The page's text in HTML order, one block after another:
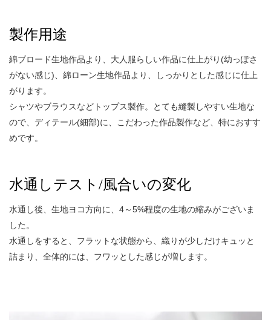
製作用途
綿ブロード生地作品より、大人服らしい作品に仕上がり(幼っぽさ
がない感じ)、綿ローン生地作品より、しっかりとした感じに仕上
がります。
シャツやブラウスなどトップス製作。とても縫製しやすい生地な
ので、ディテール(細部)に、こだわった作品製作など、特におすす
めです。
水通しテスト/風合いの変化
水通し後、生地ヨコ方向に、4～5%程度の生地の縮みがございま
した。
水通しをすると、フラットな状態から、織りが少しだけキュッと
詰まり、全体的には、フワッとした感じが増します。